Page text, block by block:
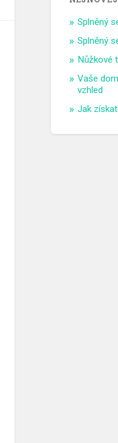
Splněný
Splněný
Nůžkové
Vaše
vzhled
Jak